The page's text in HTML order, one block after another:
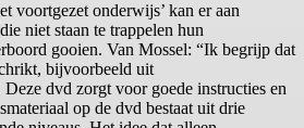
voortgezet onderwijs’ kan er aan
niet staan te trappelen hun
gooien. Van Mossel: “Ik begrijp dat
bijvoorbeeld uit
dvd zorgt voor goede instructies en
op de dvd bestaat uit drie